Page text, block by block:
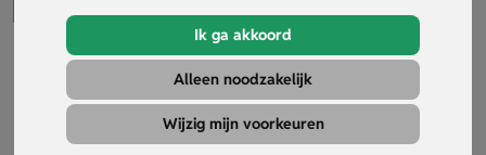
Ik ga akkoord
Alleen noodzakelijk
Wijzig mijn voorkeuren
Blauden Multitool
Artikelnummer:33270